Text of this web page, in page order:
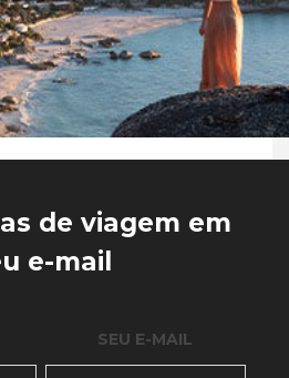
de viagem em
e-mail
SEU E-MAIL